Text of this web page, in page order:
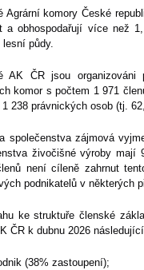
Agrární komory České
a obhospodařují více než
lesní půdy.
AK ČR jsou
komor s počtem 1 971
1 238 právnických osob (tj.
společenstva zájmová
živočišné výroby mají
není cíleně zahrnut
podnikatelů v některých
ke struktuře členské
ČR k dubnu 2026
(38% zastoupení);